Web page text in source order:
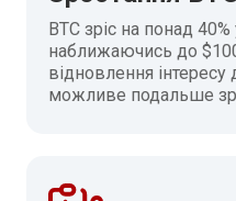
BTC зріс на понад
наближаючись до
відновлення
можливе подальше